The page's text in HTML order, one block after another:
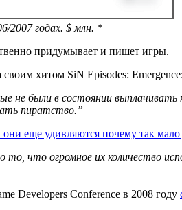
2007 годах. $ млн. *
придумывает и пишет игры.
хитом SiN Episodes: Emergence:
не были в состоянии
пиратство.”
еще удивляются почему так мало
что огромное их количество
Developers Conference в 2008 году